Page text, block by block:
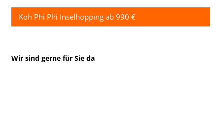
Koh Phi Phi Inselhopping ab 990 €
Wir sind gerne für Sie da